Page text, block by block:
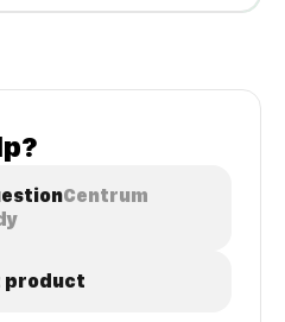
Centrum
product